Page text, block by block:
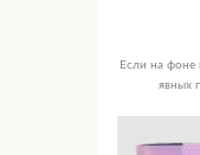
Если на фоне
явных